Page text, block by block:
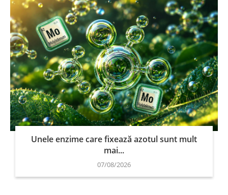
Unele enzime care fixează azotul sunt mult
mai...
07/08/2026